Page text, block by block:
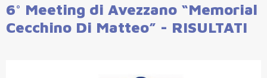
6° Meeting di Avezzano “Memorial
Cecchino Di Matteo” - RISULTATI